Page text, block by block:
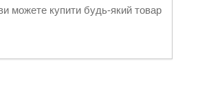
можете купити будь-який товар